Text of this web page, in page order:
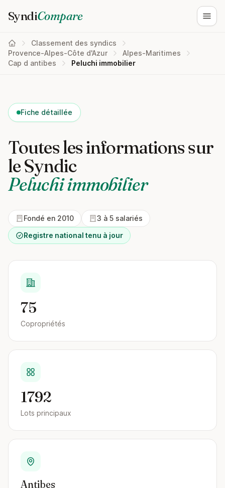
SyndiCompare
Classement des syndics
Provence-Alpes-Côte d'Azur
Alpes-Maritimes
Cap d antibes
Peluchi immobilier
Fiche détaillée
Toutes les informations sur
le Syndic
Peluchi immobilier
Fondé en 2010
3 à 5 salariés
Registre national tenu à jour
75
Copropriétés
1792
Lots principaux
Antibes